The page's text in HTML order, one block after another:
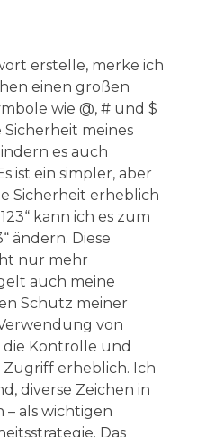
erstelle, merke ich
einen großen
wie @, # und $
meines
es auch
ist ein simpler, aber
Sicherheit erheblich
kann ich es zum
ändern. Diese
nur mehr
auch meine
Schutz meiner
von
die Kontrolle und
erheblich. Ich
diverse Zeichen in
– als wichtigen
Das